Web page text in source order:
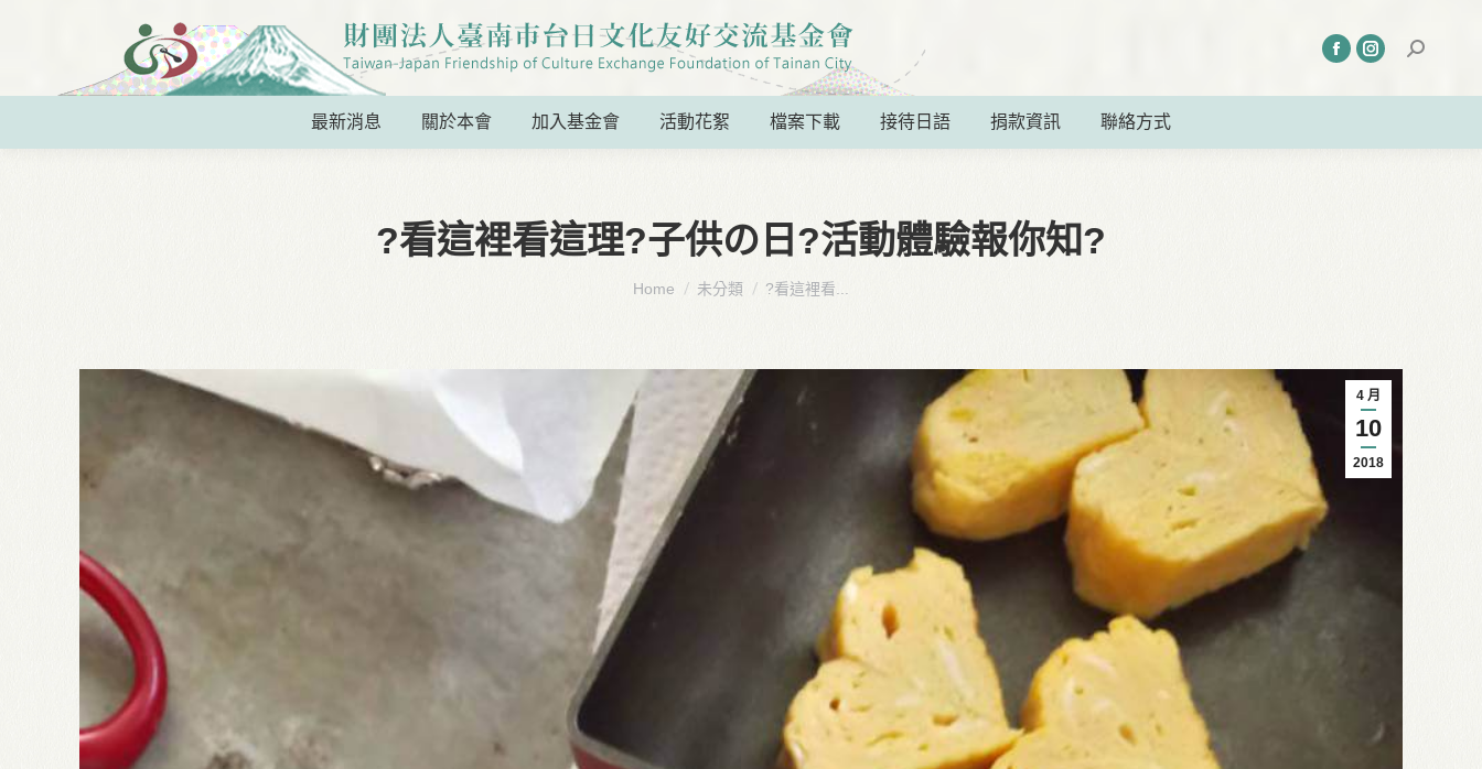
最新消息 關於本會 加入基金會 活動花絮 檔案下載 接待日語 捐款資訊 聯絡方式
?看這裡看這理?子供の日?活動體驗報你知?
You are here:
Home 未分類 ?看這裡看...
4 月
10
2018